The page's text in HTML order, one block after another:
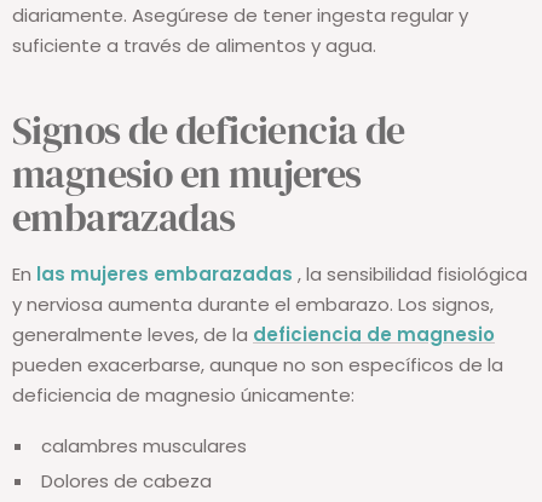
diariamente. Asegúrese de teneringesta regular y
suficiente a través de alimentos y agua.
Signos de deficiencia de
magnesio en mujeres
embarazadas
En las mujeres embarazadas , la sensibilidad fisiológica
y nerviosa aumenta durante el embarazo. Los signos,
generalmente leves, de la deficiencia de magnesio
pueden exacerbarse, aunque no son específicos de la
deficiencia de magnesio únicamente:
calambres musculares
Dolores de cabeza